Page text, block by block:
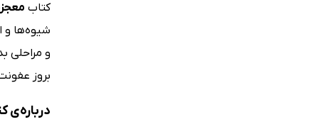
کتاب
شیوه‌ها و
و مراحلی
بروز
درباره‌ی